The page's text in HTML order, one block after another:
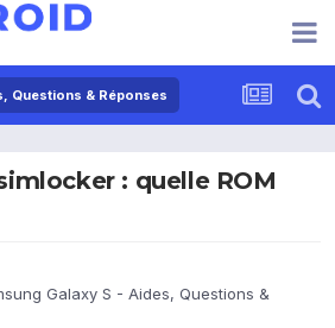
Questions & Réponses
: quelle ROM
Galaxy S - Aides, Questions &